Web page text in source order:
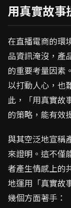
用真實故事
在直播電商的環
品資訊淹沒，產
的重要考量因素
以打動人心，也
此，「用真實故
的策略，能有效
與其空泛地宣稱
來證明。這不僅
者產生情感上的
地運用「真實故
幾個方面著手：